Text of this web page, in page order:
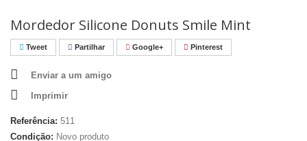
Mordedor Silicone Donuts Smile Mint
Tweet Partilhar Google+ Pinterest
Enviar a um amigo
Imprimir
Referência: 511
Condição: Novo produto